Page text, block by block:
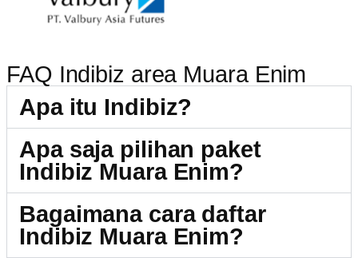
FAQ Indibiz area Muara Enim
Apa itu Indibiz?
Apa saja pilihan paket
Indibiz Muara Enim?
Bagaimana cara daftar
Indibiz Muara Enim?